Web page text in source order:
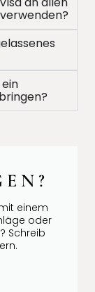
einem
oder
Schreib